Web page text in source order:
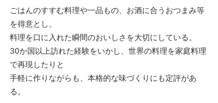
ごはんのすすむ料理や一品もの、お酒に合うおつまみ等
を得意とし、
料理を口に入れた瞬間のおいしさを大切にしている。
30か国以上訪れた経験をいかし、世界の料理を家庭料理
で再現したりと
手軽に作りながらも、本格的な味づくりにも定評があ
る。